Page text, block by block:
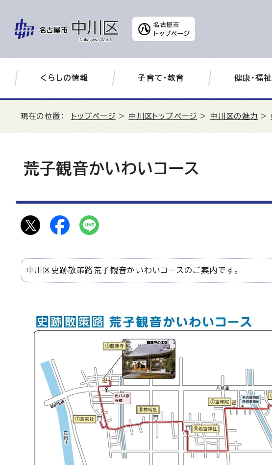
名古屋市
トップページ
くらしの情報 子育て・教育 健康・福祉
現在の位置： トップページ > 中川区トップページ > 中川区の魅力 >
荒子観音かいわいコース
中川区史跡散策路荒子観音かいわいコースのご案内です。